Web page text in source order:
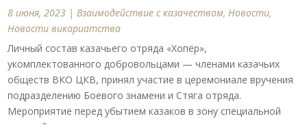
8 июня, 2023 |Взаимодействие с казачеством,Новости,
Новости викариатства
Личный состав казачьего отряда «Хопёр»,
укомплектованного добровольцами — членами казачьих
обществ ВКО ЦКВ, принял участие в церемониале вручения
подразделению Боевого знамени и Стяга отряда.
Мероприятие перед убытием казаков в зону специальной